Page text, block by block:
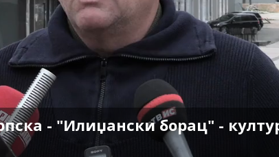
- "Илиџански борац" -